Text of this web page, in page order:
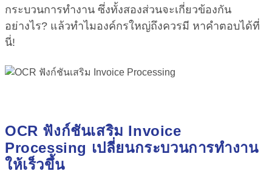
กระบวนการทำงาน ซึ่งทั้งสองส่วนจะเกี่ยวข้องกัน
อย่างไร? แล้วทำไมองค์กรใหญ่ถึงควรมี หาคำตอบได้ที่
นี่!
OCR ฟังก์ชันเสริม Invoice
Processing เปลี่ยนกระบวนการทำงาน
ให้เร็วขึ้น